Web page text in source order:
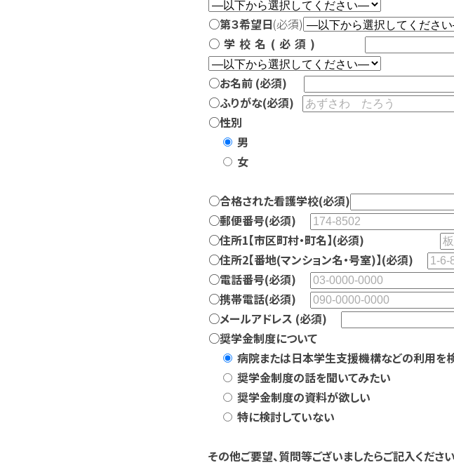
○第３希望日(必須)
○学校名(必須)
○お名前 (必須)
○ふりがな(必須)
○性別
男
女
○合格された看護学校(必須)
○郵便番号(必須)
○住所1【市区町村・町名】(必須)
○住所2【番地(マンション名・号室)】(必須)
○電話番号(必須)
○携帯電話(必須)
○メールアドレス (必須)
○奨学金制度について
病院または日本学生支援機構などの利用を
奨学金制度の話を聞いてみたい
奨学金制度の資料が欲しい
特に検討していない
その他ご要望、質問等ございましたらご記入ください